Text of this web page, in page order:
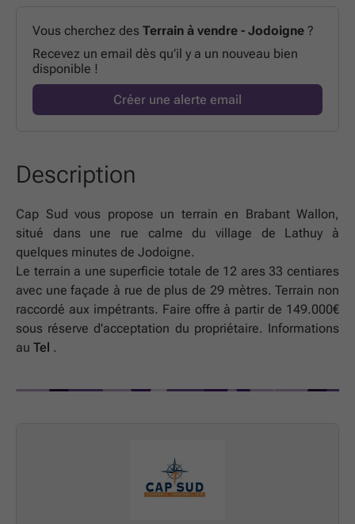
Vous cherchez des Terrain à vendre - Jodoigne ?
Recevez un email dès qu’il y a un nouveau bien
disponible !
Créer une alerte email
Description
Cap Sud vous propose un terrain en Brabant Wallon,
situé dans une rue calme du village de Lathuy à
quelques minutes de Jodoigne.
Le terrain a une superficie totale de 12 ares 33 centiares
avec une façade à rue de plus de 29 mètres. Terrain non
raccordé aux impétrants. Faire offre à partir de 149.000€
sous réserve d'acceptation du propriétaire. Informations
au Tel .